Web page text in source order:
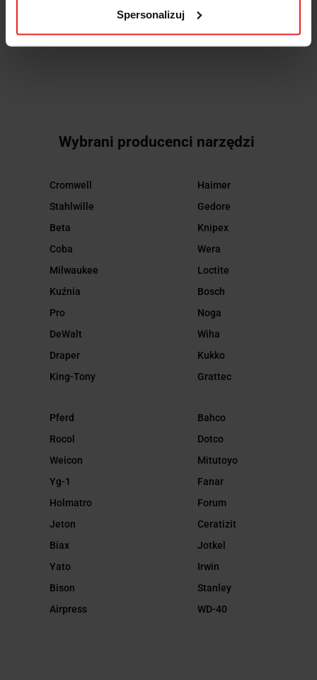
Spersonalizuj
23.25
23.25
Wybrani producenci narzędzi
Cromwell
Stahlwille
Beta
Coba
Milwaukee
Kuźnia
Pro
DeWalt
Draper
King-Tony
Haimer
Gedore
Knipex
Wera
Loctite
Bosch
Noga
Wiha
Kukko
Grattec
Pferd
Rocol
Weicon
Yg-1
Holmatro
Jeton
Biax
Yato
Bison
Airpress
Bahco
Dotco
Mitutoyo
Fanar
Forum
Ceratizit
Jotkel
Irwin
Stanley
WD-40